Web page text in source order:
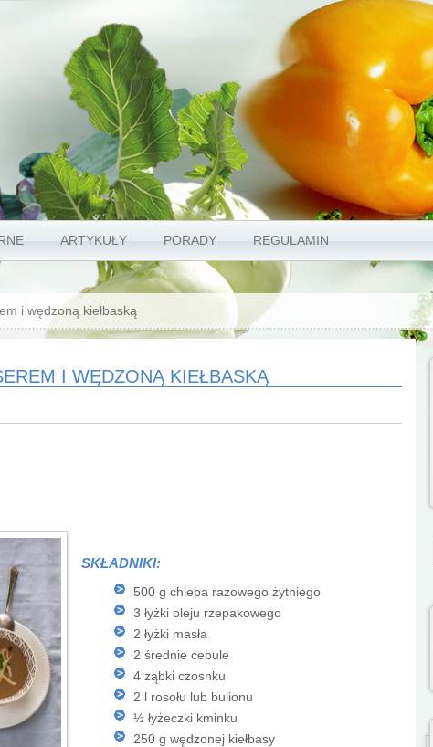
ARTYKUŁY PORADY REGULAMIN
i wędzoną kiełbaską
I WĘDZONĄ KIEŁBASKĄ
SKŁADNIKI:
500 g chleba razowego żytniego
3 łyżki oleju rzepakowego
2 łyżki masła
2 średnie cebule
4 ząbki czosnku
2 l rosołu lub bulionu
½ łyżeczki kminku
250 g wędzonej kiełbasy